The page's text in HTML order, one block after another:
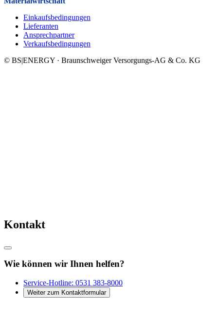
Einkaufsbedingungen
Lieferanten
Ansprechpartner
Verkaufsbeding­ungen
© BS|ENERGY · Braunschweiger Versorgungs-AG & Co. KG
Kontakt
Wie können wir Ihnen helfen?
Service-Hotline: 0531 383-8000